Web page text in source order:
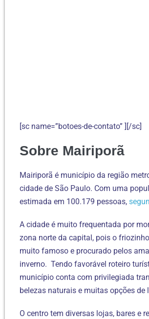
[sc name=”botoes-de-contato” ][/sc]
Sobre Mairiporã
Mairiporã é município da região
cidade de São Paulo. Com uma
estimada em 100.179 pessoas,
A cidade é muito frequentada por
zona norte da capital, pois o
muito famoso e procurado pelos
inverno. Tendo favorável roteiro
município conta com privilegiada
belezas naturais e muitas opções de
O centro tem diversas lojas, bares e